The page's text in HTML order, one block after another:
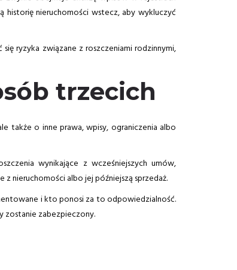
historię nieruchomości wstecz, aby wykluczyć
ryzyka związane z roszczeniami rodzinnymi,
trzecich
także o inne prawa, wpisy, ograniczenia albo
wynikające z wcześniejszych umów,
nieruchomości albo jej późniejszą sprzedaż.
i kto ponosi za to odpowiedzialność.
zostanie zabezpieczony.